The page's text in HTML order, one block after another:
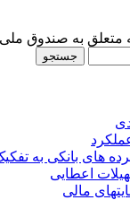
متعلق به صندوق
جستجو
های بانکی به
اعطایی
مالی